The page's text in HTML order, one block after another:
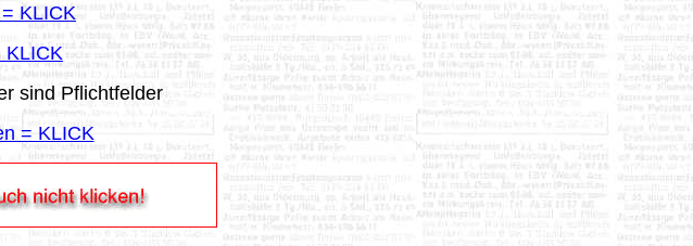
KLICK
KLICK
sind Pflichtfelder
= KLICK